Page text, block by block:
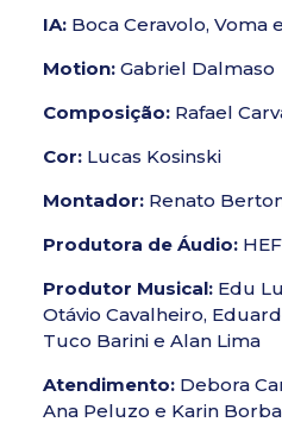
IA: Boca Ceravolo, Voma
Motion:Gabriel Dalmaso
Composição:Rafael
Cor:Lucas Kosinski
Montador:Renato
Produtora de Áudio:
Produtor Musical: Edu
Otávio Cavalheiro,
Tuco Barini e Alan Lima
Atendimento:Debora
Ana Peluzo e Karin Borba